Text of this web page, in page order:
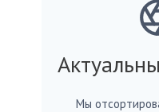
Мы